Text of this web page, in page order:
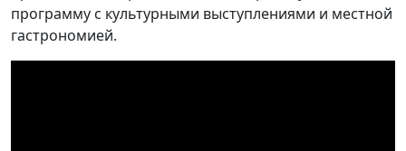
программу с культурными выступлениями и местной
гастрономией.